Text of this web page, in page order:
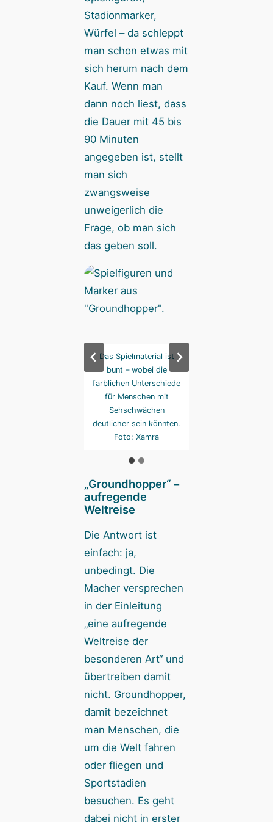
Stadionmarker,
Würfel – da schleppt
man schon etwas mit
sich herum nach dem
Kauf. Wenn man
dann noch liest, dass
die Dauer mit 45 bis
90 Minuten
angegeben ist, stellt
man sich
zwangsweise
unweigerlich die
Frage, ob man sich
das geben soll.
Das Spielmaterial ist
bunt – wobei die
farblichen Unterschiede
für Menschen mit
Sehschwächen
deutlicher sein könnten.
Foto: Xamra
„Groundhopper“ –
aufregende
Weltreise
Die Antwort ist
einfach: ja,
unbedingt. Die
Macher versprechen
in der Einleitung
„eine aufregende
Weltreise der
besonderen Art“ und
übertreiben damit
nicht. Groundhopper,
damit bezeichnet
man Menschen, die
um die Welt fahren
oder fliegen und
Sportstadien
besuchen. Es geht
dabei nicht in erster